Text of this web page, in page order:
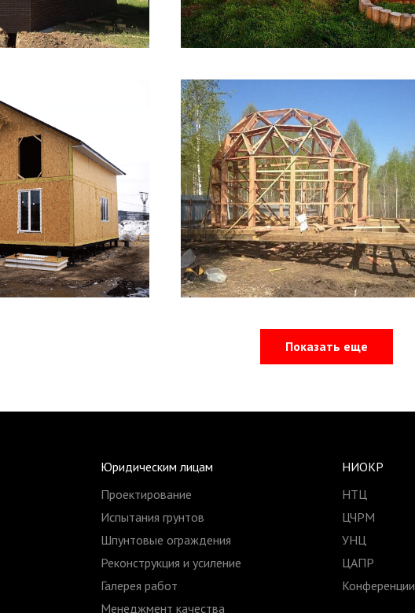
Показать еще
Юридическим лицам
Проектирование
Испытания грунтов
Шпунтовые ограждения
Реконструкция и усиление
Галерея работ
Менеджмент качества
НИОКР
НТЦ
ЦЧРМ
УНЦ
ЦАПР
Конференции